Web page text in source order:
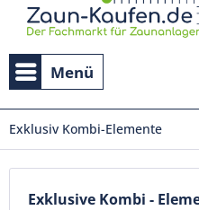
Menü
Exklusiv Kombi-Elemente
Exklusive Kombi -